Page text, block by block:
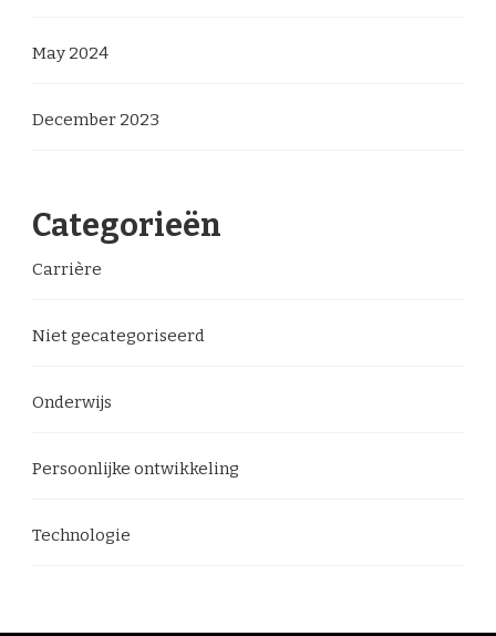
May 2024
December 2023
Categorieën
Carrière
Niet gecategoriseerd
Onderwijs
Persoonlijke ontwikkeling
Technologie